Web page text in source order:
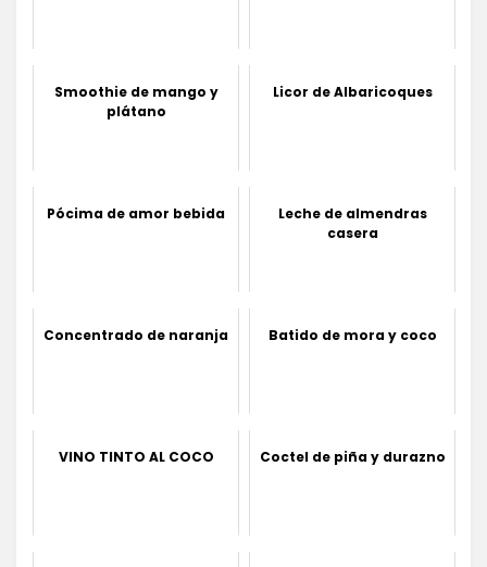
Smoothie de mango y
plátano
Licor de Albaricoques
Pócima de amor bebida
Leche de almendras
casera
Concentrado de naranja Batido de mora y coco
VINO TINTO AL COCO Coctel de piña y durazno